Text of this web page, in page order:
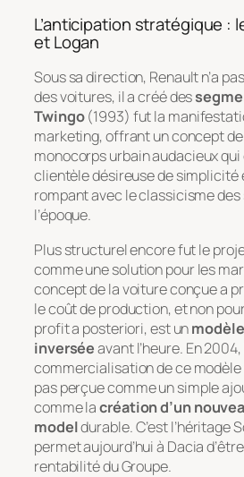
L’anticipation stratégique :
et Logan
Sous sa direction, Renault n’a
des voitures, il a créé des
Twingo(1993) fut la
marketing, offrant un concept
monocorps urbain audacieux
clientèle désireuse de simplicité
rompant avec le classicisme
l’époque.
Plus structurel encore fut le
comme une solution pour les
concept de la voiture conçuea
le coût de production, et non
profita posteriori, est un
inverséeavant l’heure. En 2004,
commercialisation de ce
pas perçue comme un simple
comme lacréation d’un
modeldurable. C’est l’héritage
permet aujourd’hui à Dacia
rentabilité du Groupe.